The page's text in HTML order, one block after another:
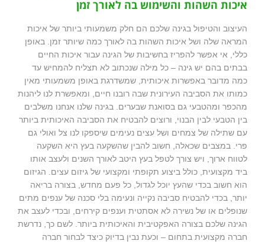
איכות השהות והשימוש בה לאורך זמן
העיצוב והטיפול בגינה שלכם הם חלק משמעותי ביותר של איכות
המראה שלה ושל איכות השהות בה לאורך כמה שיותר זמן. באופן
כללי, אי אפשר להפריז בחשיבות של הגינה עבור איכות החיים
בבתים בהם יש גינה – כל מילה שנכתוב לא תצליח להמחיש עד
כמה מדובר באפשרות איכותית, שמשדרגת באופן משמעותי מאין
כמותו את הסביבה העירונית שבה רובנו חיים, ומאפשרת לנו ליהנות
מהכפר ומהטבעי גם בסואנת שבערים. בגינה שלנו אנחנו משלבים
בין הטבעי לבין הבנוי, ורוצים להבטיח את הסביבה האיכותית ביותר
עם שתילה של צמחים ושל עצים נעימים שיספקו לנו צל ואולי גם
פרי. במצבים שכאלה, חשוב להבין שהשקעה בעץ היא השקעה
לטווח ארוך, ויש צורך לטפל בעץ היטב לאורך השנים ולעצב אותו
ביד מקצועית, כולל ביצוע תקופתי ומקצועי של גיזום עצים. הגיזום
הוא חשוב בכדי שהעץ יוכל לגדול, כל פעם מחדש, בצורה בריאה
יותר, בכדי להבטיח סביבה נקייה ונעימה בלי סכנה של ענפים מתים
שנופלים או של נשירה לא אסתטית וענפים קירחים, ובכדי לעצב את
הגינה שלכם בצורה האפקטיבית והאיכותית ביותר. לשם כך, נדרשת
חברה מקצועית בתחום – וכעת נבין בדיוק כיצד לבחור חברה